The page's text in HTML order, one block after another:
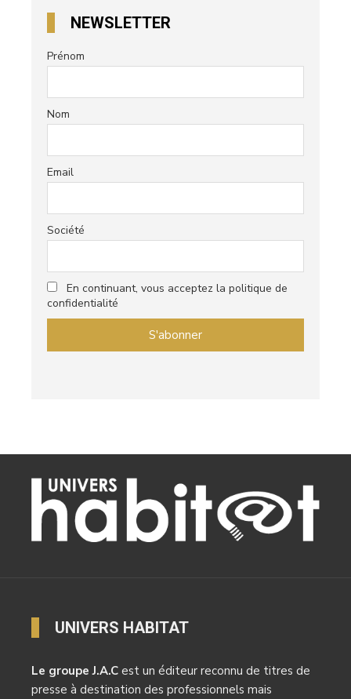
NEWSLETTER
Prénom
Nom
Email
Société
En continuant, vous acceptez la politique de
confidentialité
UNIVERS HABITAT
Le groupe J.A.C est un éditeur reconnu de titres de
presse à destination des professionnels mais